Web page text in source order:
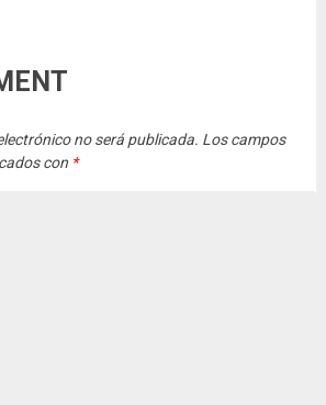
no será publicada. Los campos
con *